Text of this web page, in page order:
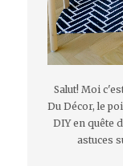
Salut! Moi
Du Décor, le
DIY en quête
astuces